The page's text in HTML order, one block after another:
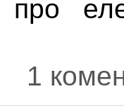
про CEE 2016: люди
1